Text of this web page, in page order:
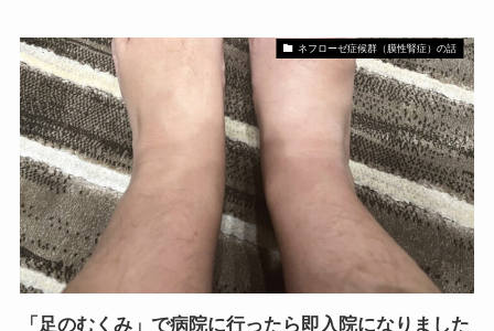
ネフローゼ症候群（膜性腎症）の話
「足のむくみ」で病院に行ったら即入院になりました